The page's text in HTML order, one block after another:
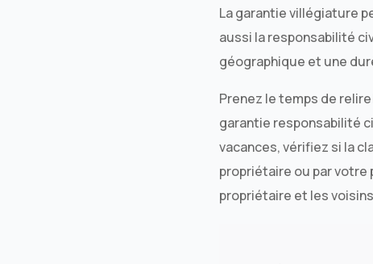
La garantie villégiature
aussi la responsabilité
géographique et une
Prenez le temps de
garantie responsabilité
vacances, vérifiez si la
propriétaire ou par votre
propriétaire et les